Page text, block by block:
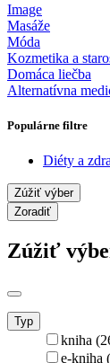
Image
Masáže
Móda
Kozmetika a
Domáca liečba
Alternatívna
Populárne filtre
Diéty a
Zúžiť výber
Zoradiť
Zúžiť
Typ
kniha
e-kniha